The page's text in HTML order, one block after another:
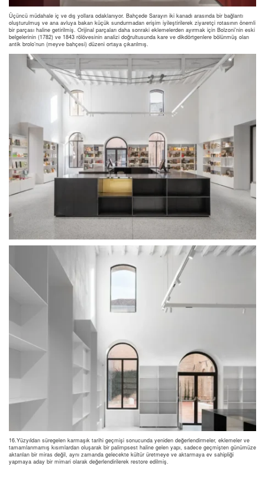
Üçüncü müdahale iç ve dış yollara odaklanıyor. Bahçede Sarayın iki kanadı arasında bir bağlantı
oluşturulmuş ve ana avluya bakan küçük sundurmadan erişim iyileştirilerek ziyaretçi rotasının önemli
bir parçası haline getirilmiş. Orijinal parçaları daha sonraki eklemelerden ayırmak için Bolzoni’nin eski
belgelerinin (1782) ve 1843 rölövesinin analizi doğrultusunda kare ve dikdörtgenlere bölünmüş olan
antik brolo’nun (meyve bahçesi) düzeni ortaya çıkarılmış.
16.Yüzyıldan süregelen karmaşık tarihi geçmişi sonucunda yeniden değerlendirmeler, eklemeler ve
tamamlanmamış kısımlardan oluşarak bir palimpsest haline gelen yapı, sadece geçmişten günümüze
aktarılan bir miras değil, aynı zamanda gelecekte kültür üretmeye ve aktarmaya ev sahipliği
yapmaya aday bir mimari olarak değerlendirilerek restore edilmiş.